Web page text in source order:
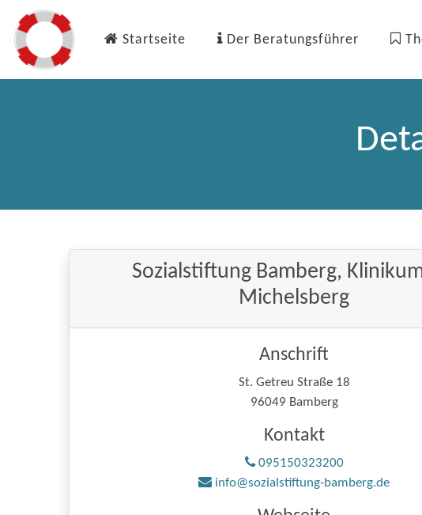
Startseite Der Beratungsführer
Sozialstiftung Bamberg,
Michelsberg
Anschrift
St. Getreu Straße 18
96049 Bamberg
Kontakt
095150323200
info@sozialstiftung-bamberg.de